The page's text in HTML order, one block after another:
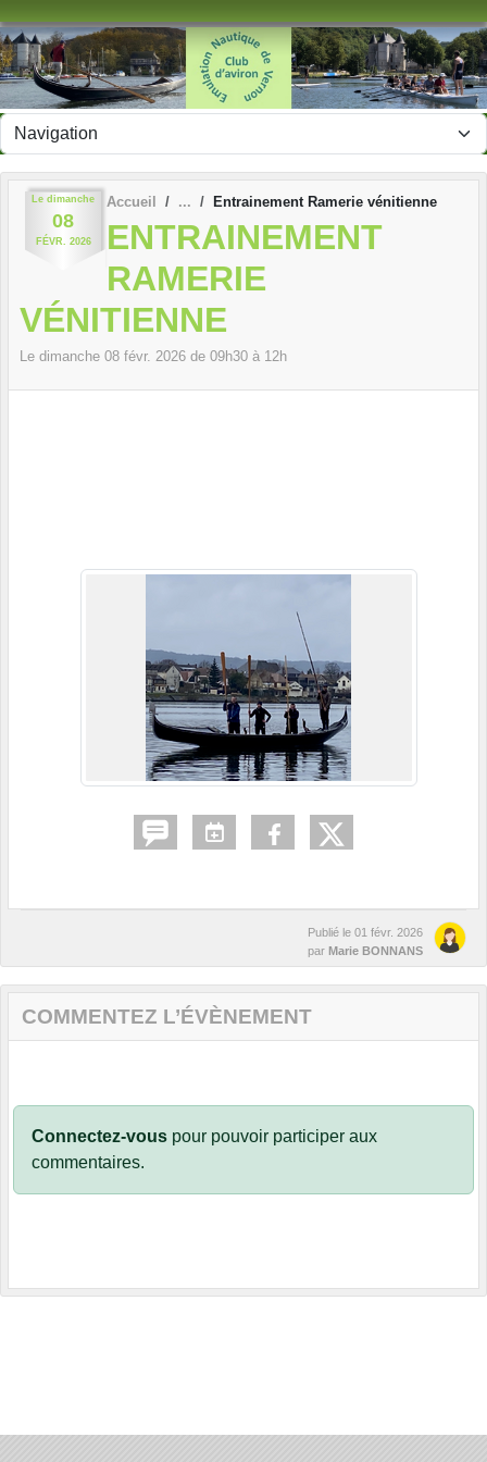
Le dimanche
08
FÉVR. 2026
Accueil Entrainement Ramerie vénitienne
ENTRAINEMENT
RAMERIE
VÉNITIENNE
Le dimanche 08 févr. 2026 de 09h30 à 12h
Publié le 01 févr. 2026
par Marie BONNANS
COMMENTEZ L’ÉVÈNEMENT
Connectez-vous pour pouvoir participer aux
commentaires.